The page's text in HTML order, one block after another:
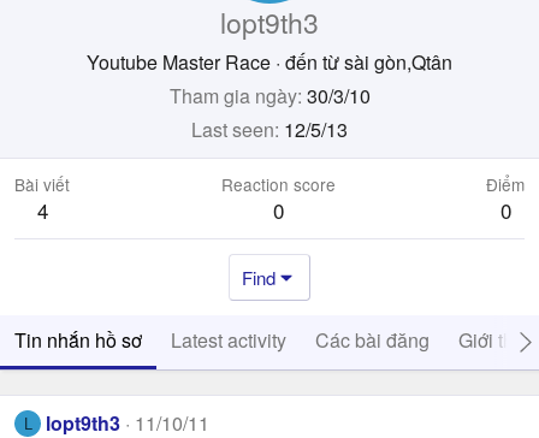
lopt9th3
Youtube Master Race · đến từsài gòn,Qtân
Tham gia ngày 30/3/10
Last seen 12/5/13
Bài viết
4
Reaction score
0
Điểm
0
Find
Tin nhắn hồ sơ Latest activity Các bài đăng Giới thiệu
L lopt9th3 11/10/11